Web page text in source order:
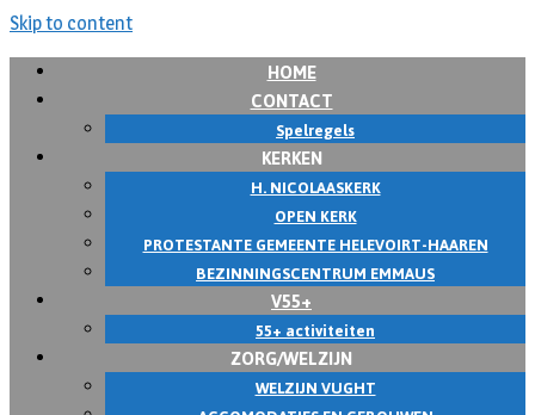
Skip to content
HOME
CONTACT
Spelregels
KERKEN
H. NICOLAASKERK
OPEN KERK
PROTESTANTE GEMEENTE HELEVOIRT-HAAREN
BEZINNINGSCENTRUM EMMAUS
V55+
55+ activiteiten
ZORG/WELZIJN
WELZIJN VUGHT